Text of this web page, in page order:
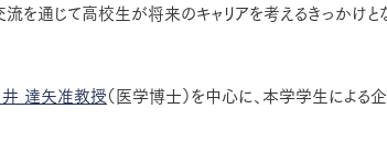
を通じて高校生が将来のキャリアを考えるきっかけとな
井 達矢准教授 （医学博士）を中心に、本学学生による